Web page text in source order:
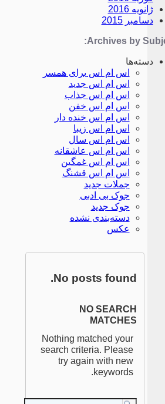
ژانویه 2016
دسامبر 2015
Archives by
دسته‌ها
اس ام اس برای همسر
اس ام اس جدید
اس ام اس جذاب
اس ام اس خفن
اس ام اس خنده دار
اس ام اس زیبا
اس ام اس سال
اس ام اس عاشقانه
اس ام اس غمگین
اس ام اس قشنگ
جملات جدید
جوک بی ادبی
جوک جدید
دسته‌بندی نشده
عکس
No posts found.
NO SEARCH
MATCHES
Nothing matched your
search criteria. Please
try again with new
keywords.